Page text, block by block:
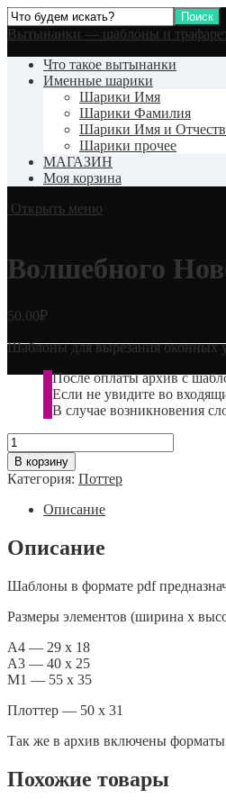
Вытынанки — шаблоны и
Что такое вытынанки
Именные шарики
Шарики Имя
Шарики Фамилия
Шарики Имя и
Шарики прочее
МАГАЗИН
Моя корзина
Открыть меню
Волшебного
50.00₽
Шаблоны для вырезания оконных
После оплаты архив с
Если не увидите во
В случае возникновения
Количество
товара
Волшебного
Нового
Года
В корзину
Категория: Поттер
Описание
Описание
Шаблоны в формате pdf
Размеры элементов (ширина х
А4 — 29 х 18
А3 — 40 х 25
М1 — 55 х 35
Плоттер — 50 х 31
Так же в архив включены
Похожие товары